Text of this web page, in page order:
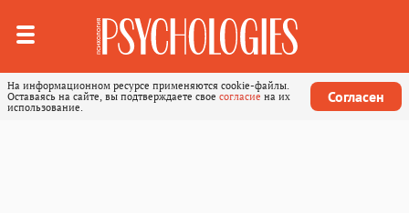
На информационном ресурсе применяются cookie-файлы.
Оставаясь на сайте, вы подтверждаете свое согласие на их
использование.
Согласен